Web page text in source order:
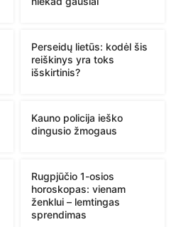
Perseidų lietūs: kodėl šis
reiškinys yra toks
išskirtinis?
Kauno policija ieško
dingusio žmogaus
Rugpjūčio 1-osios
horoskopas: vienam
ženklui – lemtingas
sprendimas